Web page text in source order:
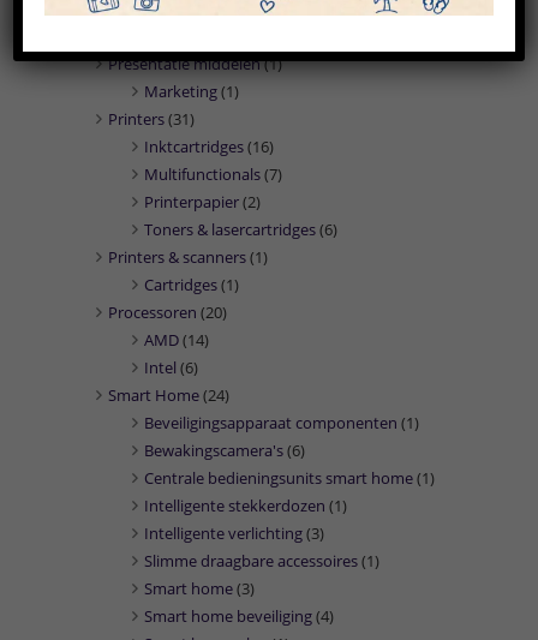
PC/workstation barebones
Presentatie middelen(1)
Marketing(1)
Printers(31)
Inktcartridges(16)
Multifunctionals(7)
Printerpapier(2)
Toners & lasercartridges(6)
Printers & scanners(1)
Cartridges(1)
Processoren (20)
AMD(14)
Intel (6)
Smart Home(24)
Beveiligingsapparaat componenten (1)
Bewakingscamera's(6)
Centrale bedieningsunits smart home(1)
Intelligente stekkerdozen (1)
Intelligente verlichting(3)
Slimme draagbare accessoires(1)
Smart home(3)
Smart home beveiliging(4)